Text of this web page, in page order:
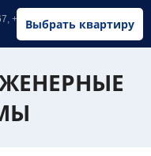
Выбрать квартиру
+7 (902) 326-67-67